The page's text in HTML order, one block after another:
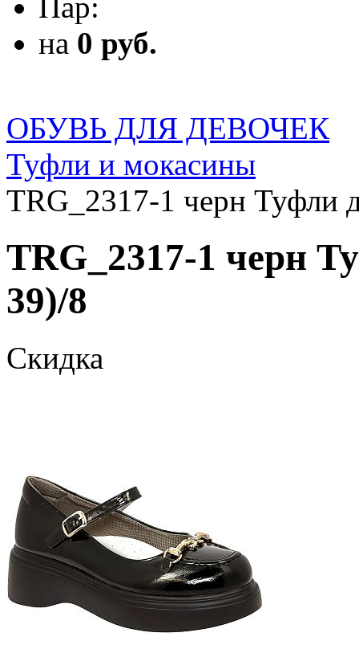
на 0 руб.
ОБУВЬ ДЛЯ ДЕВОЧЕК
Туфли и мокасины
TRG_2317-1 черн Туфли
TRG_2317-1 черн
39)/8
Скидка